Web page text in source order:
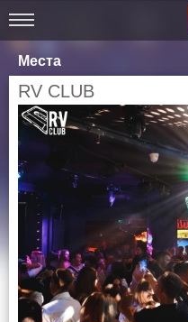
Места
RV CLUB